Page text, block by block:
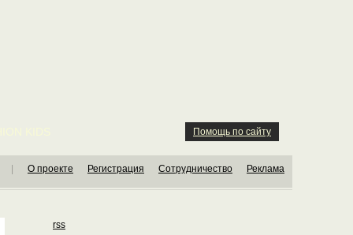
Помощь по сайту
О проекте Регистрация Сотрудничество Реклама
rss